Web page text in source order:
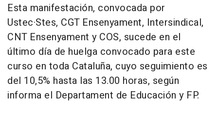
Esta manifestación, convocada por
Ustec·Stes, CGT Ensenyament, Intersindical,
CNT Ensenyament y COS, sucede en el
último día de huelga convocado para este
curso en toda Cataluña, cuyo seguimiento es
del 10,5% hasta las 13.00 horas, según
informa el Departament de Educación y FP.